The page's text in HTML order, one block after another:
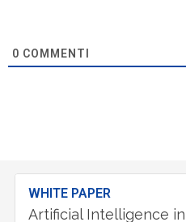
0 COMMENTI
WHITE PAPER
Artificial Intelligence